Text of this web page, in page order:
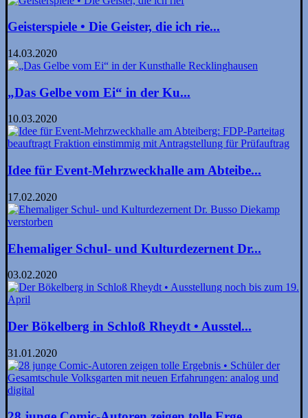
Geisterspiele • Die Geister, die ich rie...
14.03.2020
„Das Gelbe vom Ei“ in der Ku...
10.03.2020
Idee für Event-Mehrzweckhalle am Abteibe...
17.02.2020
Ehemaliger Schul- und Kulturdezernent Dr...
03.02.2020
Der Bökelberg in Schloß Rheydt • Ausstel...
31.01.2020